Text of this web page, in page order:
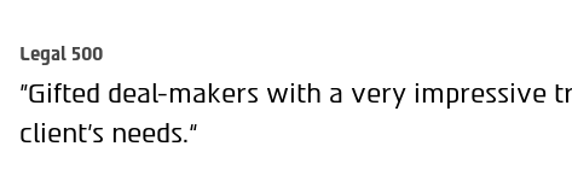
Legal 500
"Gifted deal-makers with a very impressive
client’s needs.“